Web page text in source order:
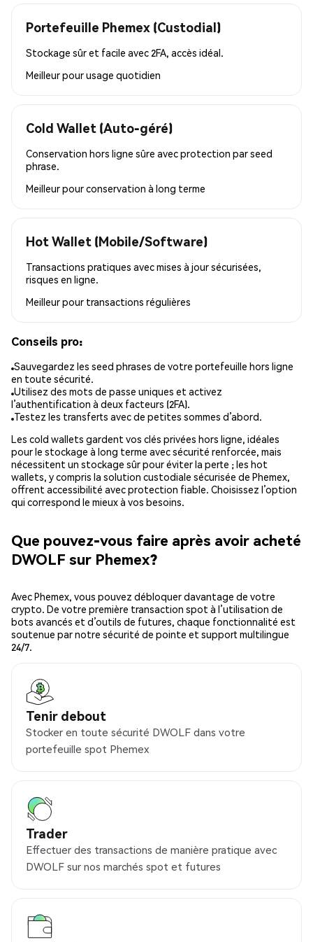
Portefeuille Phemex (Custodial)
Stockage sûr et facile avec 2FA, accès idéal.
Meilleur pourusage quotidien
Cold Wallet (Auto-géré)
Conservation hors ligne sûre avec protection par seed
phrase.
Meilleur pourconservation à long terme
Hot Wallet (Mobile/Software)
Transactions pratiques avec mises à jour sécurisées,
risques en ligne.
Meilleur pour transactions régulières
Conseils pro:
Sauvegardez les seed phrases de votre portefeuille hors ligne
en toute sécurité.
Utilisez des mots de passe uniques et activez
l’authentification à deux facteurs (2FA).
Testez les transferts avec de petites sommes d’abord.
Les cold wallets gardent vos clés privées hors ligne, idéales
pour le stockage à long terme avec sécurité renforcée, mais
nécessitent un stockage sûr pour éviter la perte ; les hot
wallets, y compris la solution custodiale sécurisée de Phemex,
offrent accessibilité avec protection fiable. Choisissez l’option
qui correspond le mieux à vos besoins.
Que pouvez-vous faire après avoir acheté
DWOLF sur Phemex?
Avec Phemex, vous pouvez débloquer davantage de votre
crypto. De votre première transaction spot à l’utilisation de
bots avancés et d’outils de futures, chaque fonctionnalité est
soutenue par notre sécurité de pointe et support multilingue
24/7.
Tenir debout
Stocker en toute sécurité DWOLF dans votre
portefeuille spot Phemex
Trader
Effectuer des transactions de manière pratique avec
DWOLF sur nos marchés spot et futures